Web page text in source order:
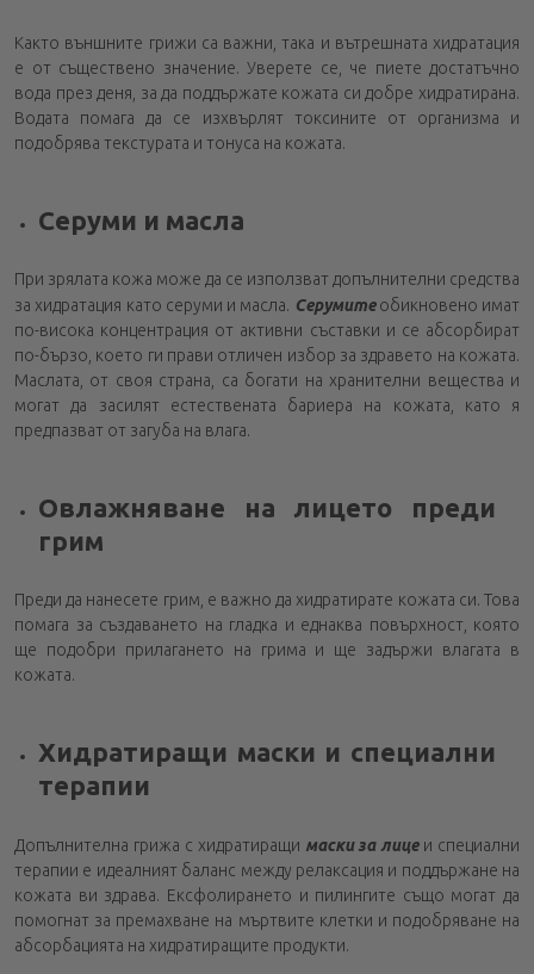
Както външните грижи са важни, така и вътрешната хидратация
е от съществено значение. Уверете се, че пиете достатъчно
вода през деня, за да поддържате кожата си добре хидратирана.
Водата помага да се изхвърлят токсините от организма и
подобрява текстурата и тонуса на кожата.
Серуми и масла
При зрялата кожа може да се използват допълнителни средства
за хидратация като серуми и масла. Серумитеобикновено имат
по-висока концентрация от активни съставки и се абсорбират
по-бързо, което ги прави отличен избор за здравето на кожата.
Маслата, от своя страна, са богати на хранителни вещества и
могат да засилят естествената бариера на кожата, като я
предпазват от загуба на влага.
Овлажняване на лицето преди
грим
Преди да нанесете грим, е важно да хидратирате кожата си. Това
помага за създаването на гладка и еднаква повърхност, която
ще подобри прилагането на грима и ще задържи влагата в
кожата.
Хидратиращи маски и специални
терапии
Допълнителна грижа с хидратиращи маски за лицеи специални
терапии е идеалният баланс между релаксация и поддържане на
кожата ви здрава. Ексфолирането и пилингите също могат да
помогнат за премахване на мъртвите клетки и подобряване на
абсорбацията на хидратиращите продукти.